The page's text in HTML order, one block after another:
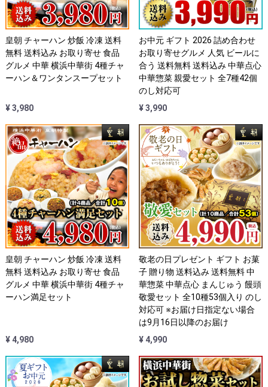
皇朝 チャーハン 炒飯 冷凍 送料
無料 送料込み お取り寄せ 食品
グルメ 中華 横浜中華街 4種チャ
ーハン＆ワンタンスープセット
¥ 3,980
お中元 ギフト 2026 詰め合わせ
お取り寄せグルメ 人気 ビールに
合う 送料無料 送料込み 中華点心
中華惣菜 親愛セット 全7種42個
のし対応可
¥ 3,990
皇朝 チャーハン 炒飯 冷凍 送料
無料 送料込み お取り寄せ 食品
グルメ 中華 横浜中華街 4種チャ
ーハン満足セット
¥ 4,980
敬老の日プレゼント ギフト お菓
子 贈り物 送料込み 送料無料 中
華惣菜 中華点心 まんじゅう 饅頭
敬愛セット 全10種53個入り のし
対応可 ※お届け日指定ない場合
は9月16日以降のお届け
¥ 4,990